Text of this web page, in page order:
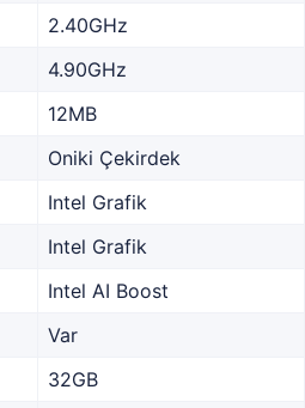
2.40GHz
4.90GHz
12MB
Oniki Çekirdek
Intel Grafik
Intel Grafik
Intel AI Boost
Var
32GB